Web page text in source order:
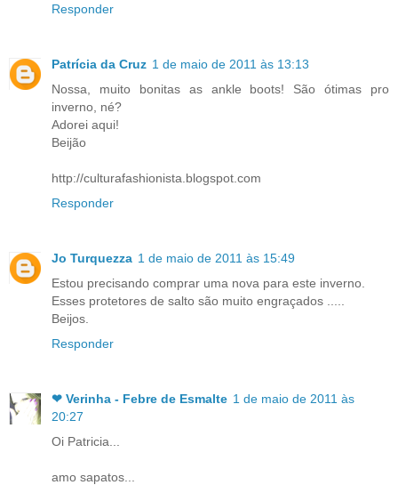
Responder
Patrícia da Cruz 1 de maio de 2011 às 13:13
Nossa, muito bonitas as ankle boots! São ótimas pro
inverno, né?
Adorei aqui!
Beijão
http://culturafashionista.blogspot.com
Responder
Jo Turquezza 1 de maio de 2011 às 15:49
Estou precisando comprar uma nova para este inverno.
Esses protetores de salto são muito engraçados .....
Beijos.
Responder
❤ Verinha - Febre de Esmalte 1 de maio de 2011 às
20:27
Oi Patricia...
amo sapatos...